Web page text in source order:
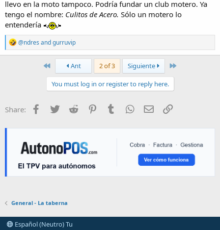
llevo en la moto tampoco. Podría fundar un club motero. Ya
tengo el nombre: Culitos de Acero. Sólo un motero lo
entendería
R
e
a
:
@ndres andgurruvip
First Ant 2 of 3 Siguiente Last
You must log in or register to reply here.
Share: Facebook
TwitterReddit PinterestTumblrWhatsApp
E-mailEnlace
General - La taberna
Español (Neutro) Tu